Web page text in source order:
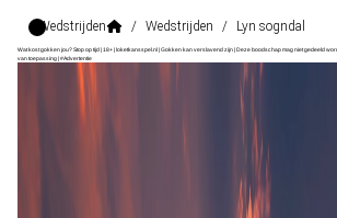
Wedstrijden / Wedstrijden / Lyn sogndal
Wat kost gokken jou? Stop op tijd | 18+ | loketkansspel.nl | Gokken kan verslavend zijn | Deze boodschap mag niet gedeeld
van toepassing | #Advertentie
1. Divisjon